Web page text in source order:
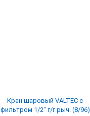
Кран шаровый VALTEC с
фильтром 1/2" г/г рыч. (8/96)